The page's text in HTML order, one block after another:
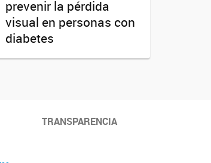
prevenir la pérdida
visual en personas con
diabetes
TRANSPARENCIA